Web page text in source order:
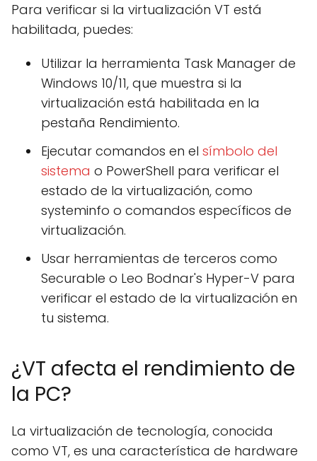
Para verificar si la virtualización VT está
habilitada, puedes:
Utilizar la herramienta Task Manager de
Windows 10/11, que muestra si la
virtualización está habilitada en la
pestaña Rendimiento.
Ejecutar comandos en el símbolo del
sistema o PowerShell para verificar el
estado de la virtualización, como
systeminfo o comandos específicos de
virtualización.
Usar herramientas de terceros como
Securable o Leo Bodnar's Hyper-V para
verificar el estado de la virtualización en
tu sistema.
¿VT afecta el rendimiento de
la PC?
La virtualización de tecnología, conocida
como VT, es una característica de hardware